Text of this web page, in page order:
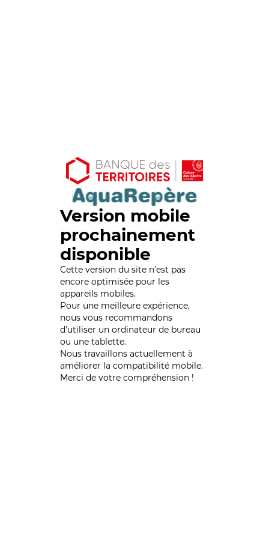
Version mobile
prochainement
disponible
Cette version du site n’est pas
encore optimisée pour les
appareils mobiles.
Pour une meilleure expérience,
nous vous recommandons
d'utiliser un ordinateur de bureau
ou une tablette.
Nous travaillons actuellement à
améliorer la compatibilité mobile.
Merci de votre compréhension !